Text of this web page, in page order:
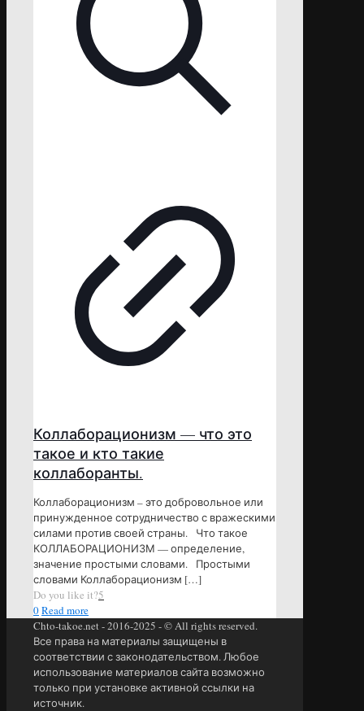
Коллаборационизм — что это
такое и кто такие
коллаборанты.
Коллаборационизм – это добровольное или
принужденное сотрудничество с вражескими
силами против своей страны. Что такое
КОЛЛАБОРАЦИОНИЗМ — определение,
значение простыми словами. Простыми
словами Коллаборационизм […]
Do you like it?5
0Read more
Chto-takoe.net - 2016-2025 - © All rights reserved.
Все права на материалы защищены в
соответствии с законодательством. Любое
использование материалов сайта возможно
только при установке активной ссылки на
источник.